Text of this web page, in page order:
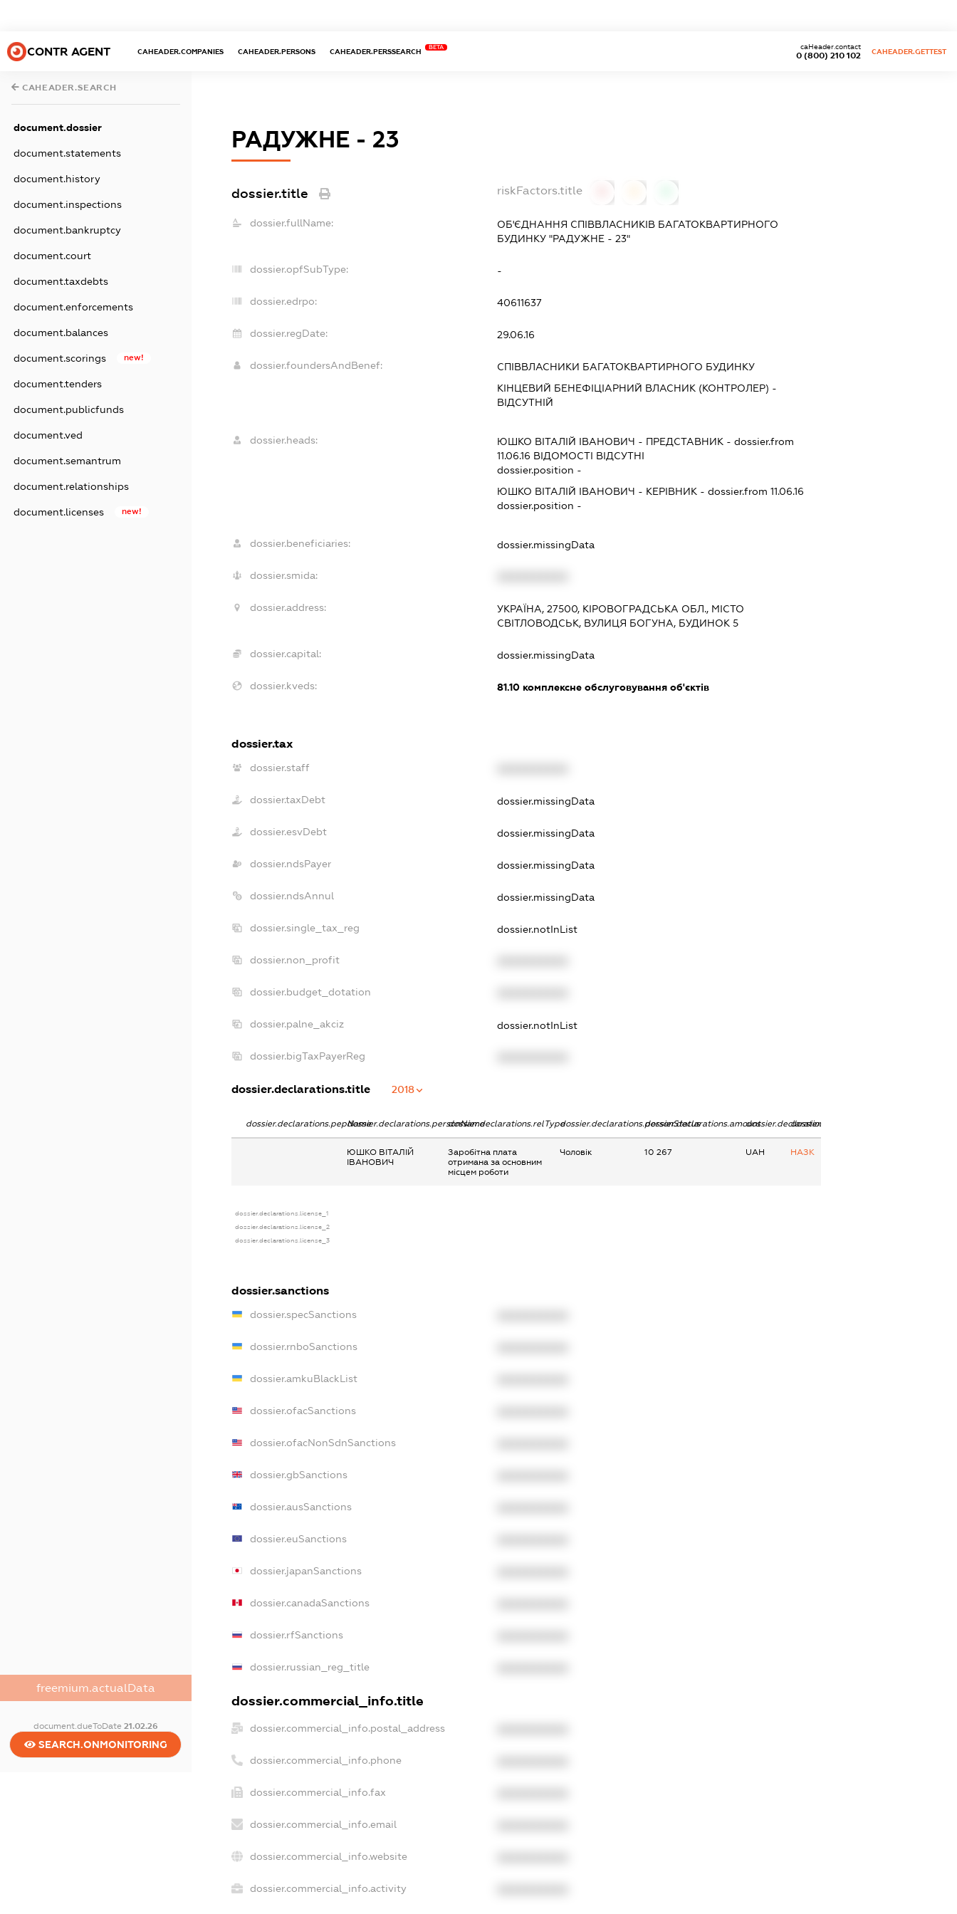
CONTR AGENT CAHEADER.COMPANIES CAHEADER.PERSONS CAHEADER.PERSSEARCH
BETA
0 (800) 210 102
caHeader.contact
CAHEADER.GETTEST
CAHEADER.SEARCH
document.dossier
document.statements
document.history
document.inspections
document.bankruptcy
document.court
document.taxdebts
document.enforcements
document.balances
document.scorings new!
document.tenders
document.publicfunds
document.ved
document.semantrum
document.relationships
document.licenses new!
freemium.actualData
document.dueToDate 21.02.26
SEARCH.ONMONITORING
РАДУЖНЕ - 23
dossier.title riskFactors.title
dossier.fullName:
ОБ'ЄДНАННЯ СПІВВЛАСНИКІВ БАГАТОКВАРТИРНОГО
БУДИНКУ "РАДУЖНЕ - 23"
dossier.opfSubType: -
dossier.edrpo: 40611637
dossier.regDate: 29.06.16
dossier.foundersAndBenef:
СПІВВЛАСНИКИ БАГАТОКВАРТИРНОГО БУДИНКУ
КІНЦЕВИЙ БЕНЕФІЦІАРНИЙ ВЛАСНИК (КОНТРОЛЕР) -
ВІДСУТНІЙ
dossier.heads: ЮШКО ВІТАЛІЙ ІВАНОВИЧ - ПРЕДСТАВНИК - dossier.from
11.06.16 ВІДОМОСТІ ВІДСУТНІ
dossier.position -
ЮШКО ВІТАЛІЙ ІВАНОВИЧ - КЕРІВНИК - dossier.from 11.06.16
dossier.position -
dossier.beneficiaries: dossier.missingData
dossier.smida:
dossier.address:
УКРАЇНА, 27500, КІРОВОГРАДСЬКА ОБЛ., МІСТО
СВІТЛОВОДСЬК, ВУЛИЦЯ БОГУНА, БУДИНОК 5
dossier.capital: dossier.missingData
dossier.kveds: 81.10комплексне обслуговування об'єктів
dossier.tax
dossier.staff
dossier.taxDebt dossier.missingData
dossier.esvDebt dossier.missingData
dossier.ndsPayer dossier.missingData
dossier.ndsAnnul dossier.missingData
dossier.single_tax_reg dossier.notInList
dossier.non_profit
dossier.budget_dotation
dossier.palne_akciz dossier.notInList
dossier.bigTaxPayerReg
dossier.declarations.title 2018
dossier.declarations.pepNamedossier.declarations.personNamedossier.declarations.relTypedossier.declarations.personStatusdossier.declarations.amountdossier.declarations.currency
dossier.declarations.source
ЮШКО ВІТАЛІЙ
ІВАНОВИЧ
Заробітна плата
отримана за основним
місцем роботи
Чоловік 10 267 UAH НАЗК
dossier.declarations.license_1
dossier.declarations.license_2
dossier.declarations.license_3
dossier.sanctions
dossier.specSanctions
dossier.rnboSanctions
dossier.amkuBlackList
dossier.ofacSanctions
dossier.ofacNonSdnSanctions
dossier.gbSanctions
dossier.ausSanctions
dossier.euSanctions
dossier.japanSanctions
dossier.canadaSanctions
dossier.rfSanctions
dossier.russian_reg_title
dossier.commercial_info.title
dossier.commercial_info.postal_address
dossier.commercial_info.phone
dossier.commercial_info.fax
dossier.commercial_info.email
dossier.commercial_info.website
dossier.commercial_info.activity